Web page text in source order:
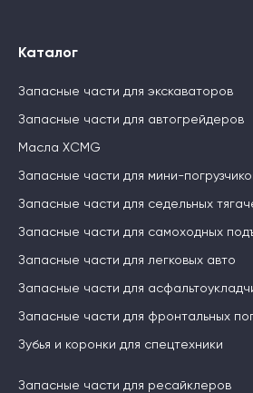
Каталог
Запасные части для экскаваторов
Запасные части для автогрейдеров
Масла XCMG
Запасные части для мини-
Запасные части для седельных
Запасные части для самоходных
Запасные части для легковых авто
Запасные части для
Запасные части для фронтальных
Зубья и коронки для спецтехники
Запасные части для ресайклеров